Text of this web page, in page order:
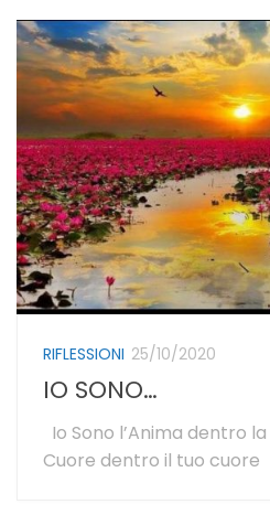
RIFLESSIONI 25/10/2020
IO SONO…
Io Sono l’Anima dentro
Cuore dentro il tuo cuore